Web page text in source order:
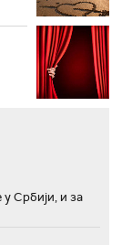
Србији, и за